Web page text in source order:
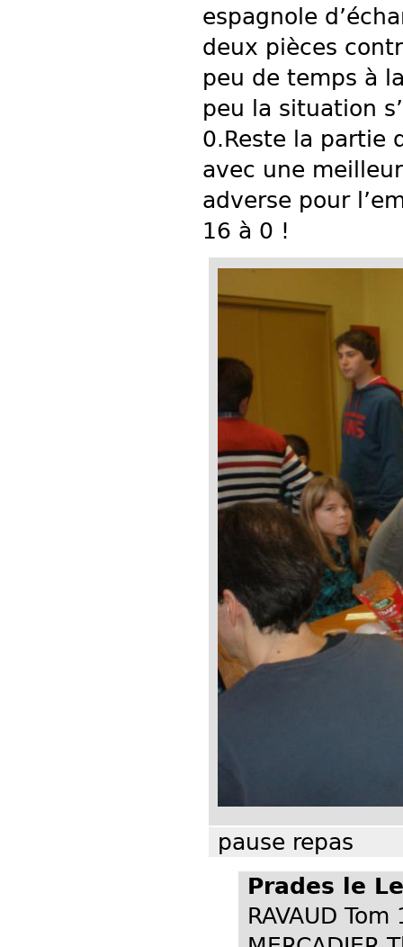
espagnole
deux pièces
peu de temps à
peu la situation
0.Reste la partie
avec une
adverse pour
16 à 0 !
pause repas
Prades le
RAVAUD